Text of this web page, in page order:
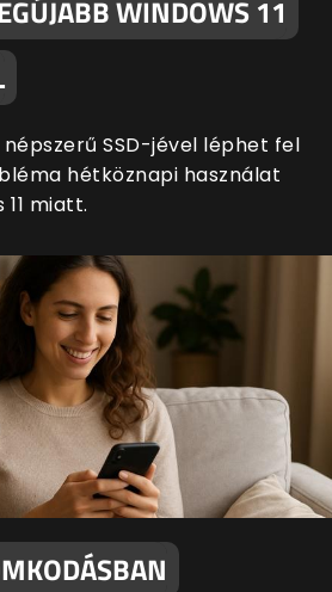
WINDOWS 11
SSD-jével léphet fel
hétköznapi használat
miatt.